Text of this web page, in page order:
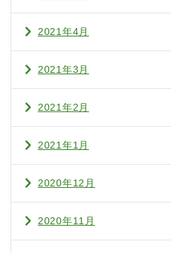
2021年4月
2021年3月
2021年2月
2021年1月
2020年12月
2020年11月